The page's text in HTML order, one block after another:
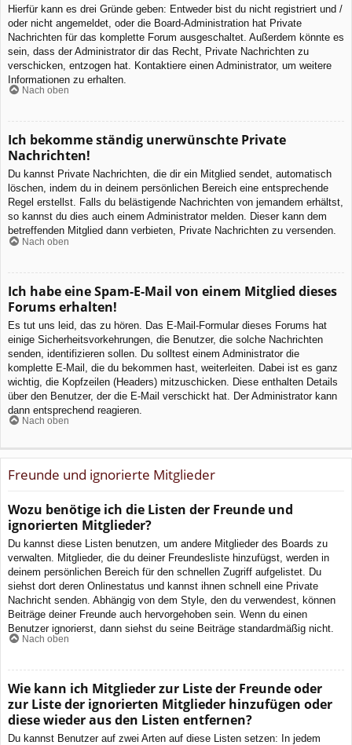
Hierfür kann es drei Gründe geben: Entweder bist du nicht registriert und /
oder nicht angemeldet, oder die Board-Administration hat Private
Nachrichten für das komplette Forum ausgeschaltet. Außerdem könnte es
sein, dass der Administrator dir das Recht, Private Nachrichten zu
verschicken, entzogen hat. Kontaktiere einen Administrator, um weitere
Informationen zu erhalten.
Nach oben
Ich bekomme ständig unerwünschte Private
Nachrichten!
Du kannst Private Nachrichten, die dir ein Mitglied sendet, automatisch
löschen, indem du in deinem persönlichen Bereich eine entsprechende
Regel erstellst. Falls du belästigende Nachrichten von jemandem erhältst,
so kannst du dies auch einem Administrator melden. Dieser kann dem
betreffenden Mitglied dann verbieten, Private Nachrichten zu versenden.
Nach oben
Ich habe eine Spam-E-Mail von einem Mitglied dieses
Forums erhalten!
Es tut uns leid, das zu hören. Das E-Mail-Formular dieses Forums hat
einige Sicherheitsvorkehrungen, die Benutzer, die solche Nachrichten
senden, identifizieren sollen. Du solltest einem Administrator die
komplette E-Mail, die du bekommen hast, weiterleiten. Dabei ist es ganz
wichtig, die Kopfzeilen (Headers) mitzuschicken. Diese enthalten Details
über den Benutzer, der die E-Mail verschickt hat. Der Administrator kann
dann entsprechend reagieren.
Nach oben
Freunde und ignorierte Mitglieder
Wozu benötige ich die Listen der Freunde und
ignorierten Mitglieder?
Du kannst diese Listen benutzen, um andere Mitglieder des Boards zu
verwalten. Mitglieder, die du deiner Freundesliste hinzufügst, werden in
deinem persönlichen Bereich für den schnellen Zugriff aufgelistet. Du
siehst dort deren Onlinestatus und kannst ihnen schnell eine Private
Nachricht senden. Abhängig von dem Style, den du verwendest, können
Beiträge deiner Freunde auch hervorgehoben sein. Wenn du einen
Benutzer ignorierst, dann siehst du seine Beiträge standardmäßig nicht.
Nach oben
Wie kann ich Mitglieder zur Liste der Freunde oder
zur Liste der ignorierten Mitglieder hinzufügen oder
diese wieder aus den Listen entfernen?
Du kannst Benutzer auf zwei Arten auf diese Listen setzen: In jedem